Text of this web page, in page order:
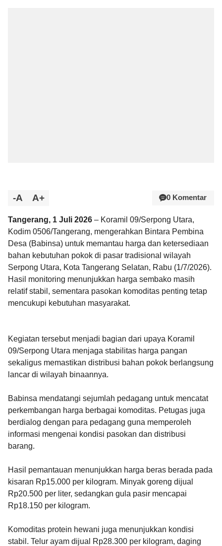
-A A+ 0 Komentar
Tangerang, 1 Juli 2026 – Koramil 09/Serpong Utara,
Kodim 0506/Tangerang, mengerahkan Bintara Pembina
Desa (Babinsa) untuk memantau harga dan ketersediaan
bahan kebutuhan pokok di pasar tradisional wilayah
Serpong Utara, Kota Tangerang Selatan, Rabu (1/7/2026).
Hasil monitoring menunjukkan harga sembako masih
relatif stabil, sementara pasokan komoditas penting tetap
mencukupi kebutuhan masyarakat.
Kegiatan tersebut menjadi bagian dari upaya Koramil
09/Serpong Utara menjaga stabilitas harga pangan
sekaligus memastikan distribusi bahan pokok berlangsung
lancar di wilayah binaannya.
Babinsa mendatangi sejumlah pedagang untuk mencatat
perkembangan harga berbagai komoditas. Petugas juga
berdialog dengan para pedagang guna memperoleh
informasi mengenai kondisi pasokan dan distribusi
barang.
Hasil pemantauan menunjukkan harga beras berada pada
kisaran Rp15.000 per kilogram. Minyak goreng dijual
Rp20.500 per liter, sedangkan gula pasir mencapai
Rp18.150 per kilogram.
Komoditas protein hewani juga menunjukkan kondisi
stabil. Telur ayam dijual Rp28.300 per kilogram, daging